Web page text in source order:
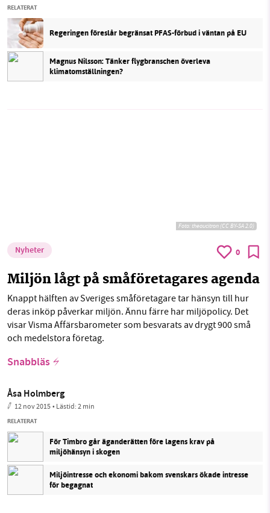
RELATERAT
Regeringen föreslår begränsat PFAS-förbud i väntan på EU
Magnus Nilsson: Tänker flygbranschen överleva
klimatomställningen?
Foto: theaucitron (CC BY-SA 2.0)
Nyheter 0
Miljön lågt på småföretagares agenda
Knappt hälften av Sveriges småföretagare tar hänsyn till hur
deras inköp påverkar miljön. Ännu färre har miljöpolicy. Det
visar Visma Affärsbarometer som besvarats av drygt 900 små
och medelstora företag.
Snabbläs
Åsa Holmberg
12 nov 2015• Lästid:2 min
RELATERAT
För Timbro går äganderätten före lagens krav på
miljöhänsyn i skogen
Miljöintresse och ekonomi bakom svenskars ökade intresse
för begagnat